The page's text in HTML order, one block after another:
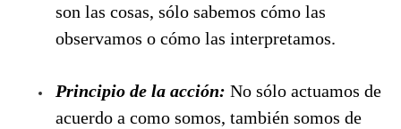
son las cosas, sólo sabemos cómo las
observamos o cómo las interpretamos.
Principio de la acción: No sólo actuamos de
acuerdo a como somos, también somos de